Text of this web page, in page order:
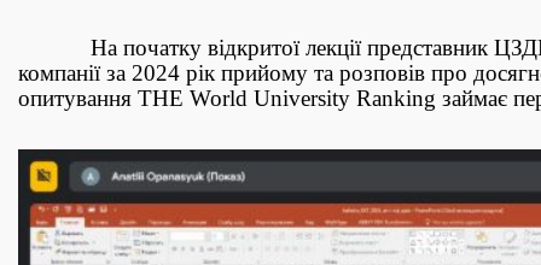
На початку відкритої лекції представник
компанії за 2024 рік прийому та розповів про
опитування THE World University Ranking займає